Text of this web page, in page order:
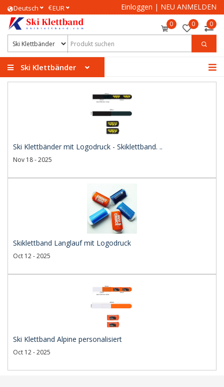
Deutsch €EUR Einloggen | NEU ANMELDEN
0 0 0
Ski Klettbänder
Ski Klettbänder mit Logodruck - Skiklettband. ..
Nov 18 - 2025
Skiklettband Langlauf mit Logodruck
Oct 12 - 2025
Ski Klettband Alpine personalisiert
Oct 12 - 2025